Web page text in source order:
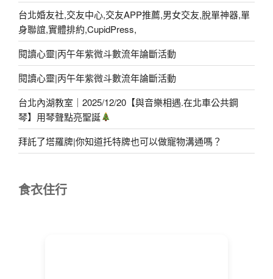
台北婚友社,交友中心,交友APP推薦,男女交友,脫單神器,單
身聯誼,實體排約,CupidPress,
閱讀心靈|丙午年紫微斗數流年論斷活動
閱讀心靈|丙午年紫微斗數流年論斷活動
台北內湖教室｜2025/12/20【與音樂相遇.在北車公共鋼
琴】用琴聲點亮聖誕
拜託了塔羅牌|你知道托特牌也可以做寵物溝通嗎？
食衣住行